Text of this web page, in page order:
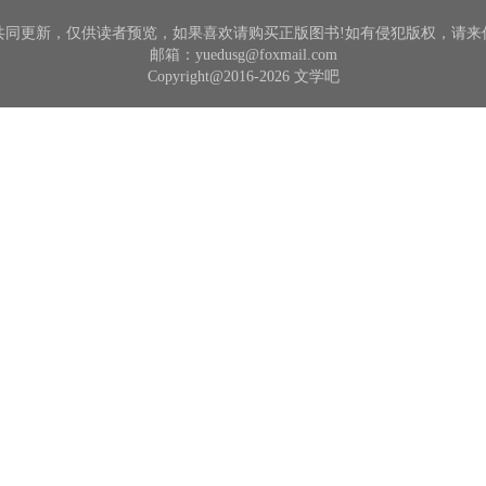
更新，仅供读者预览，如果喜欢请购买正版图书!如有侵犯版权，请来
邮箱：yuedusg@foxmail.com
Copyright@2016-2026 文学吧